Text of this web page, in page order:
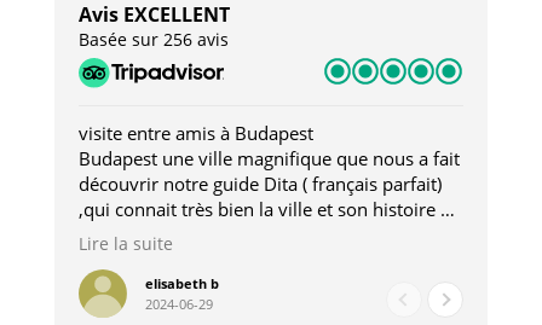
Avis EXCELLENT
Basée sur 256 avis
visite entre amis à Budapest
Budapest une ville magnifique que nous a fait
découvrir notre guide Dita ( français parfait)
,qui connait très bien la ville et son histoire et
qui nous a permis d'accéder à des lieux
pour les restaurants . A la fin de notre séjour
nous étions plus avec une amie qu' une guide
Lire la suite
elisabeth b
2024-06-29